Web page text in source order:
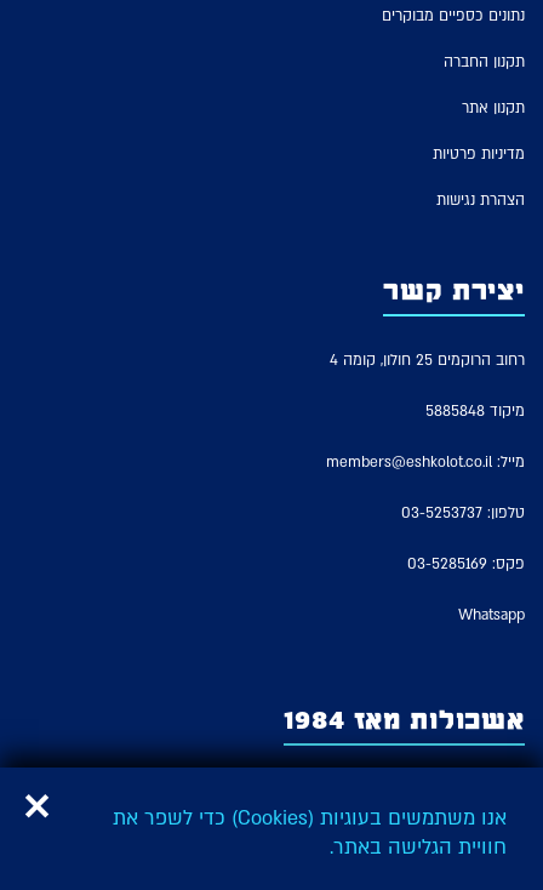
אנו משתמשים בעוגיות (Cookies) כדי לשפר את
חוויית הגלישה באתר.
נתונים כספיים מבוקרים
תקנון החברה
תקנון אתר
מדיניות פרטיות
הצהרת נגישות
יצירת קשר
רחוב הרוקמים 25 חולון, קומה 4
מיקוד 5885848
מייל: members@eshkolot.co.il
טלפון: 03-5253737
פקס: 03-5285169
Whatsapp
אשכולות מאז 1984
המבצעים היציג בישראל ומייצגת על פי חוק את זכויות המבצעים של כל האמנים
והאמניות המבצעים בישראל ובהם: שחקנים, זמרים, בדרנים, מדבבים ורקדנים,